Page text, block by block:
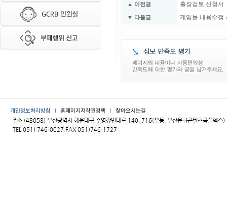
▲ 이전글 출장검토 신청서
▼ 다음글 게임물 내용수정